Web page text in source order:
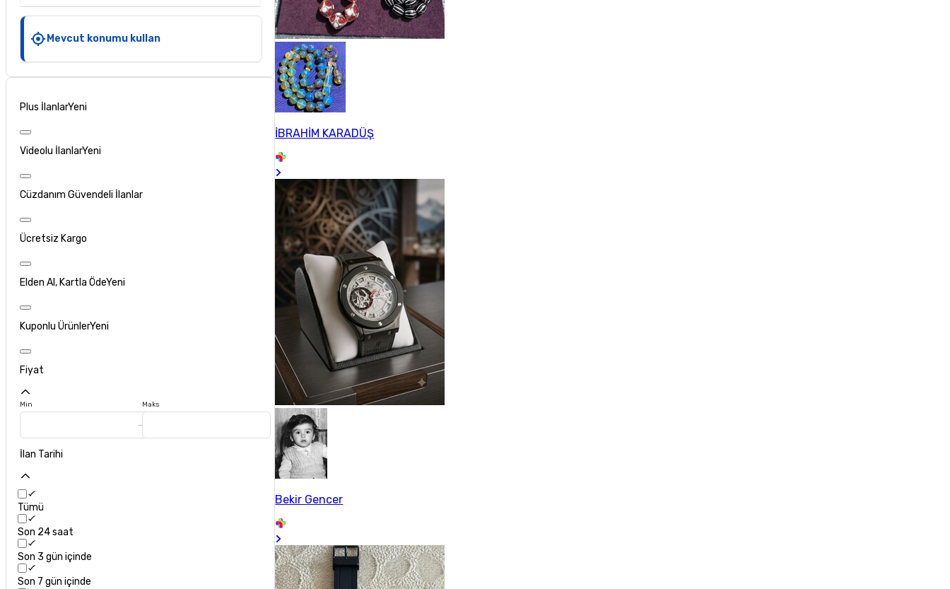
Mevcut konumu kullan
Plus İlanlarYeni
Videolu İlanlarYeni
Cüzdanım Güvendeli İlanlar
Ücretsiz Kargo
Elden Al, Kartla ÖdeYeni
Kuponlu ÜrünlerYeni
Fiyat
Min Maks
İlan Tarihi
Tümü
Son 24 saat
Son 3 gün içinde
Son 7 gün içinde
İBRAHİM KARADÜŞ
Bekir Gencer